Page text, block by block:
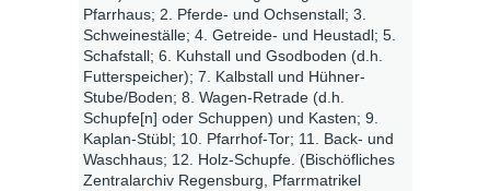
Pfarrhaus; 2. Pferde- und Ochsenstall; 3.
Schweineställe; 4. Getreide- und Heustadl; 5.
Schafstall; 6. Kuhstall und Gsodboden (d.h.
Futterspeicher); 7. Kalbstall und Hühner-
Stube/Boden; 8. Wagen-Retrade (d.h.
Schupfe[n] oder Schuppen) und Kasten; 9.
Kaplan-Stübl; 10. Pfarrhof-Tor; 11. Back- und
Waschhaus; 12. Holz-Schupfe. (Bischöfliches
Zentralarchiv Regensburg, Pfarrmatrikel